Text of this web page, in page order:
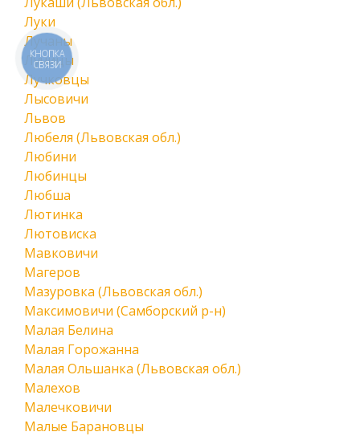
Луки
Лучаны
Лучицы
Лучковцы
Лысовичи
Львов
Любеля (Львовская обл.)
Любини
Любинцы
Любша
Лютинка
Лютовиска
Мавковичи
Магеров
Мазуровка (Львовская обл.)
Максимовичи (Самборский р-н)
Малая Белина
Малая Горожанна
Малая Ольшанка (Львовская обл.)
Малехов
Малечковичи
Малые Барановцы
КНОПКА
СВЯЗИ